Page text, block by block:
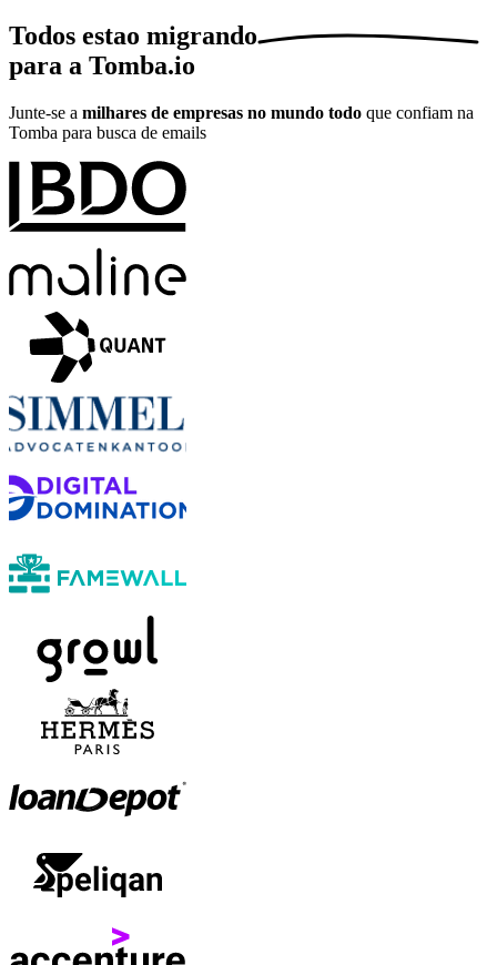
Todos estao migrando
para a Tomba.io
Junte-se a milhares de empresas no mundo todo que confiam na
Tomba para busca de emails